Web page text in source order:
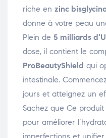
riche en zinc
donne à votre peau
Plein de 5 milliards
dose, il contient le
ProBeautyShield qui
intestinale.
jours et atteignez un
Sachez que Ce
pour améliorer